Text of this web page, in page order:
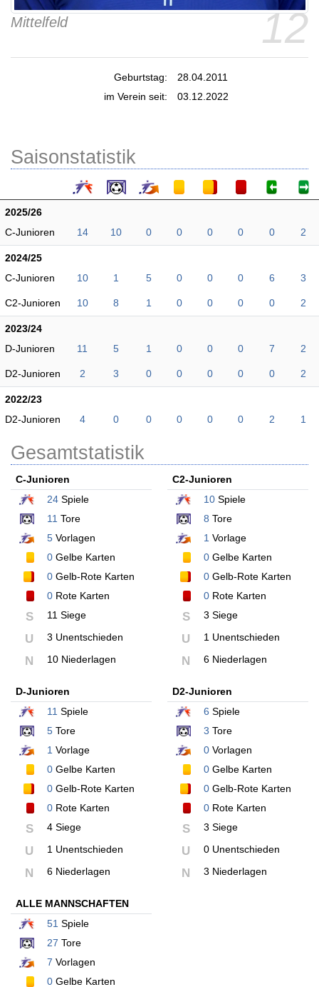
12
Mittelfeld
Geburtstag:
28.04.2011
im Verein seit:
03.12.2022
Saisonstatistik
2025/26
C-Junioren
14 10 0 0 0 0 0 2
2024/25
C-Junioren
10 1 5 0 0 0 6 3
C2-Junioren 10 8 1 0 0 0 0 2
2023/24
D-Junioren
11 5 1 0 0 0 7 2
D2-Junioren 2 3 0 0 0 0 0 2
2022/23
D2-Junioren
4 0 0 0 0 0 2 1
Gesamtstatistik
C-Junioren
24 Spiele
11 Tore
5 Vorlagen
0 Gelbe Karten
0 Gelb-Rote Karten
0 Rote Karten
S 11 Siege
U 3 Unentschieden
N 10 Niederlagen
C2-Junioren
10Spiele
8 Tore
1 Vorlage
0Gelbe Karten
0Gelb-Rote Karten
0Rote Karten
S 3 Siege
U 1 Unentschieden
N 6 Niederlagen
D-Junioren
11 Spiele
5 Tore
1 Vorlage
0 Gelbe Karten
0 Gelb-Rote Karten
0 Rote Karten
S 4 Siege
U 1 Unentschieden
N 6 Niederlagen
D2-Junioren
6 Spiele
3 Tore
0Vorlagen
0Gelbe Karten
0Gelb-Rote Karten
0Rote Karten
S 3 Siege
U 0 Unentschieden
N 3 Niederlagen
ALLE MANNSCHAFTEN
51 Spiele
27 Tore
7 Vorlagen
0 Gelbe Karten